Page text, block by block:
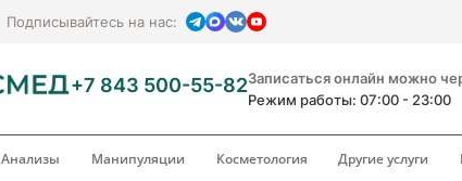
Подписывайтесь на нас:
+7 843 500-55-82Записаться онлайн можно
Режим работы: 07:00 - 23:00
Анализы Манипуляции Косметология Другие услуги